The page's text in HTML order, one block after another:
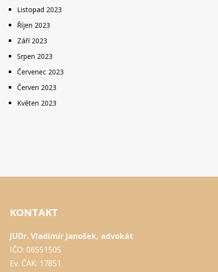
Listopad 2023
Říjen 2023
Září 2023
Srpen 2023
Červenec 2023
Červen 2023
Květen 2023
KONTAKT
JUDr. Vladimír Janošek, advokát
IČO: 06551505
Ev. ČAK: 17851